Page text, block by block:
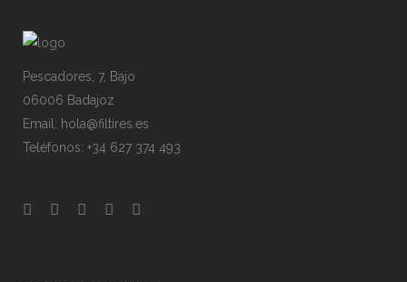
Pescadores, 7, Bajo
06006 Badajoz
Email: hola@filtires.es
Teléfonos: +34 627 374 493